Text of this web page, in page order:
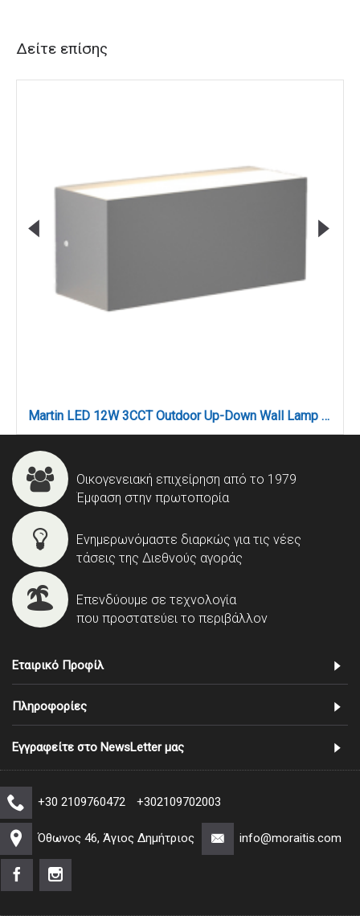
Δείτε επίσης
Martin LED 12W 3CCT Outdoor Up-Down Wall Lamp Grey D:22cmx9cm (80200730)
Οικογενειακή επιχείρηση από το 1979
Έμφαση στην πρωτοπορία
Ενημερωνόμαστε διαρκώς για τις νέες
τάσεις της Διεθνούς αγοράς
Επενδύουμε σε τεχνολογία
που προστατεύει το περιβάλλον
Εταιρικό Προφίλ
Πληροφορίες
Εγγραφείτε στο NewsLetter μας
+30 2109760472 +302109702003
Όθωνος 46, Άγιος Δημήτριος info@moraitis.com